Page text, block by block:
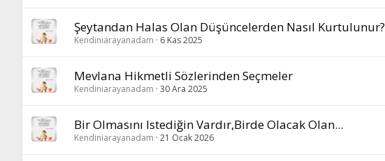
Şeytandan Halas Olan Düşüncelerden Nasıl Kurtulunur?
Kendiniarayanadam 6 Kas 2025
Mevlana Hikmetli Sözlerinden Seçmeler
Kendiniarayanadam 30 Ara 2025
Bir Olmasını Istediğin Vardır,Birde Olacak Olan...
Kendiniarayanadam 21 Ocak 2026